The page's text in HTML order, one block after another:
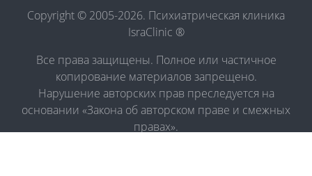
Copyright © 2005-2026. Психиатрическая клиника
IsraClinic ®
Все права защищены. Полное или частичное
копирование материалов запрещено.
Нарушение авторских прав преследуется на
основании «Закона об авторском праве и смежных
правах».